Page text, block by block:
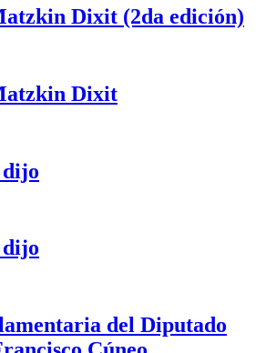
Dixit (2da edición)
Dixit
del Diputado